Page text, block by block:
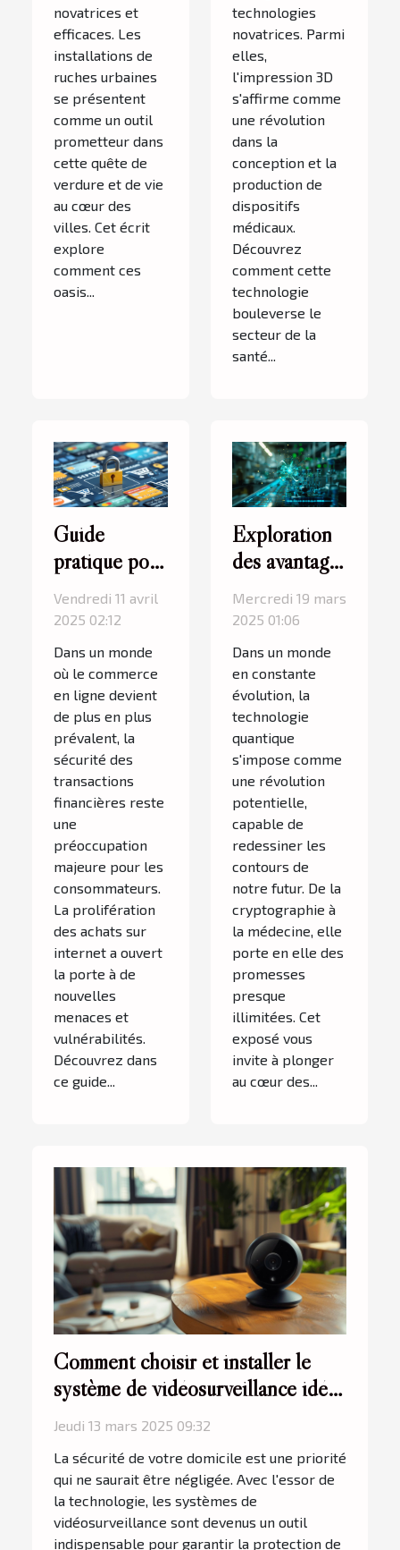
novatrices et
efficaces. Les
installations de
ruches urbaines
se présentent
comme un outil
prometteur dans
cette quête de
verdure et de vie
au cœur des
villes. Cet écrit
explore
comment ces
oasis...
technologies
novatrices. Parmi
elles,
l'impression 3D
s'affirme comme
une révolution
dans la
conception et la
production de
dispositifs
médicaux.
Découvrez
comment cette
technologie
bouleverse le
secteur de la
santé...
Guide
pratique pour
sécuriser vos
paiements
lors des
achats en
ligne
Vendredi 11 avril
2025 02:12
Dans un monde
où le commerce
en ligne devient
de plus en plus
prévalent, la
sécurité des
transactions
financières reste
une
préoccupation
majeure pour les
consommateurs.
La prolifération
des achats sur
internet a ouvert
la porte à de
nouvelles
menaces et
vulnérabilités.
Découvrez dans
ce guide...
Exploration
des avantages
de la
technologie
quantique
pour l'avenir
Mercredi 19 mars
2025 01:06
Dans un monde
en constante
évolution, la
technologie
quantique
s'impose comme
une révolution
potentielle,
capable de
redessiner les
contours de
notre futur. De la
cryptographie à
la médecine, elle
porte en elle des
promesses
presque
illimitées. Cet
exposé vous
invite à plonger
au cœur des...
Comment choisir et installer le
système de vidéosurveillance idéal
pour votre domicile
Jeudi 13 mars 2025 09:32
La sécurité de votre domicile est une priorité
qui ne saurait être négligée. Avec l'essor de
la technologie, les systèmes de
vidéosurveillance sont devenus un outil
indispensable pour garantir la protection de